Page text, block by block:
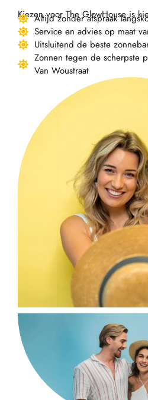
Kiezen voor The GlowHouse is
Altijd zonder afspraak
Service en advies op maat
Uitsluitend de beste
Zonnen tegen de scherpste
Van Woustraat